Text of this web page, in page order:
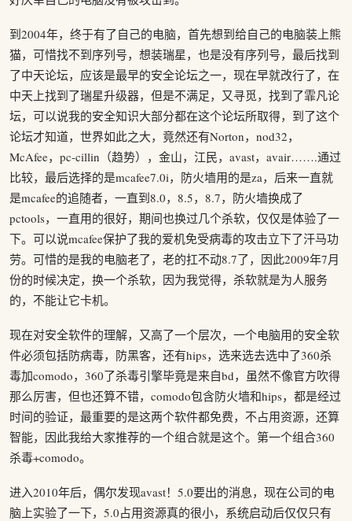
到2004年，终于有了自己的电脑，首先想到给自己的电脑装上熊
猫，可惜找不到序列号，想装瑞星，也是没有序列号，最后找到
了中天论坛，应该是最早的安全论坛之一，现在早就改行了，在
中天上找到了瑞星升级器，但是不满足，又寻觅，找到了霏凡论
坛，可以说我的安全知识大部分都在这个论坛所取得，到了这个
论坛才知道，世界如此之大，竟然还有Norton，nod32，
McAfee，pc-cillin（趋势），金山，江民，avast，avair…….通过
比较，最后选择的是mcafee7.0i，防火墙用的是za，后来一直就
是mcafee的追随者，一直到8.0，8.5，8.7，防火墙换成了
pctools，一直用的很好，期间也换过几个杀软，仅仅是体验了一
下。可以说mcafee保护了我的爱机免受病毒的攻击立下了汗马功
劳。可惜的是我的电脑老了，老的扛不动8.7了，因此2009年7月
份的时候决定，换一个杀软，因为我觉得，杀软就是为人服务
的，不能让它卡机。
现在对安全软件的理解，又高了一个层次，一个电脑用的安全软
件必须包括防病毒，防黑客，还有hips，选来选去选中了360杀
毒加comodo，360了杀毒引擎毕竟是来自bd，虽然不像官方吹得
那么厉害，但也还算不错，comodo包含防火墙和hips，都是经过
时间的验证，最重要的是这两个软件都免费，不占用资源，还算
智能，因此我给大家推荐的一个组合就是这个。第一个组合360
杀毒+comodo。
进入2010年后，偶尔发现avast！5.0要出的消息，现在公司的电
脑上实验了一下，5.0占用资源真的很小，系统启动后仅仅只有